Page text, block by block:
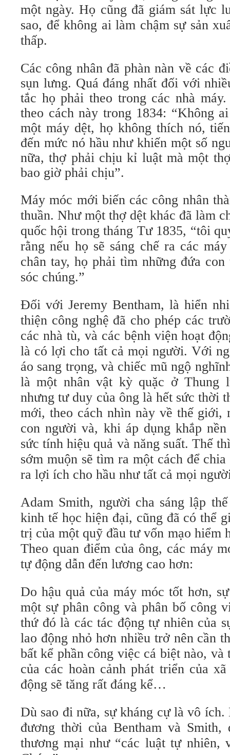
một ngày. Họ cũng đã giám sát lực
sao, để không ai làm chậm sự sản
thấp.
Các công nhân đã phàn nàn về các
sụn lưng. Quá đáng nhất đối với
tắc họ phải theo trong các nhà
theo cách này trong 1834: “Không
một máy dệt, họ không thích nó,
đến mức nó hầu như khiến một số
nữa, thợ phải chịu kỉ luật mà một
bao giờ phải chịu”.
Máy móc mới biến các công nhân
thuần. Như một thợ dệt khác đã làm
quốc hội trong tháng Tư 1835, “tôi
rằng nếu họ sẽ sáng chế ra các
chân tay, họ phải tìm những đứa con
sóc chúng.”
Đối với Jeremy Bentham, là hiển
thiện công nghệ đã cho phép các
các nhà tù, và các bệnh viện hoạt
là có lợi cho tất cả mọi người. Với
áo sang trọng, và chiếc mũ ngộ
là một nhân vật kỳ quặc ở Thung
nhưng tư duy của ông là hết sức thời
mới, theo cách nhìn này về thế giới,
con người và, khi áp dụng khắp
sức tính hiệu quả và năng suất. Thế
sớm muộn sẽ tìm ra một cách để
ra lợi ích cho hầu như tất cả mọi
Adam Smith, người cha sáng lập
kinh tế học hiện đại, cũng đã có thể
trị của một quỹ đầu tư vốn mạo hiểm
Theo quan điểm của ông, các máy
tự động dẫn đến lương cao hơn:
Do hậu quả của máy móc tốt hơn,
một sự phân công và phân bố công
thứ đó là các tác động tự nhiên của
lao động nhỏ hơn nhiều trở nên cần
bất kể phần công việc cá biệt nào, và
của các hoàn cảnh phát triển của
động sẽ tăng rất đáng kể…
Dù sao đi nữa, sự kháng cự là vô
đương thời của Bentham và Smith,
thương mại như “các luật tự nhiên,